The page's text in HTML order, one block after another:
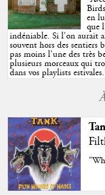
en
que
indéniable. Si l'on aurait
souvent hors des sentiers
pas moins l'une des très
plusieurs morceaux qui
dans vos playlists estivales.